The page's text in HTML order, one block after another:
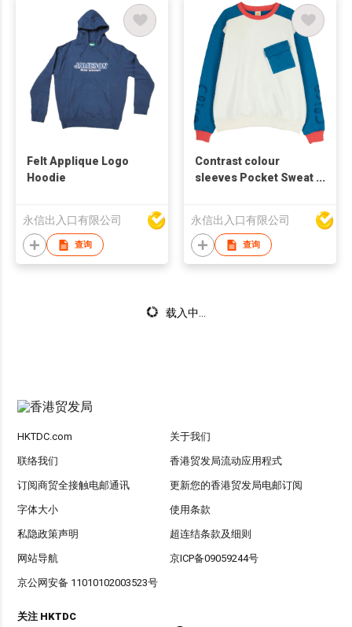
Felt Applique Logo
Hoodie
永信出入口有限公司
查询
Contrast colour
sleeves Pocket Sweat
永信出入口有限公司
查询
载入中...
HKTDC.com 关于我们
联络我们 香港贸发局流动应用程式
订阅商贸全接触电邮通讯 更新您的香港贸发局电邮订阅
字体大小 使用条款
私隐政策声明 超连结条款及细则
网站导航 京ICP备09059244号
京公网安备 11010102003523号
关注 HKTDC